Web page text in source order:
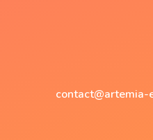
contact@artemia-